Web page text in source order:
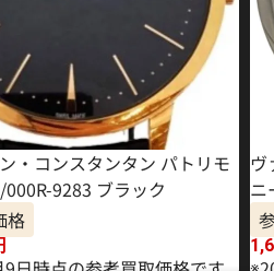
・コンスタンタン パトリモ
9283 ブラック
格
ヴ
ニ